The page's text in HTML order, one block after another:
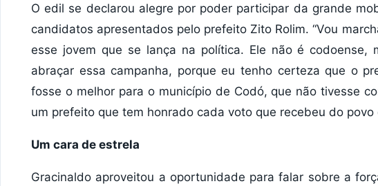
O edil se declarou alegre por poder participar da grande
candidatos apresentados pelo prefeito Zito Rolim. “Vou
esse jovem que se lança na política. Ele não é codoense,
abraçar essa campanha, porque eu tenho certeza que o
fosse o melhor para o município de Codó, que não tivesse
um prefeito que tem honrado cada voto que recebeu do povo
Um cara de estrela
Gracinaldo aproveitou a oportunidade para falar sobre a